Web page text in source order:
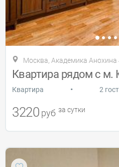
Москва, Академика Анохина
Квартира рядом с м.
Квартира • 2
3220 руб за сутки